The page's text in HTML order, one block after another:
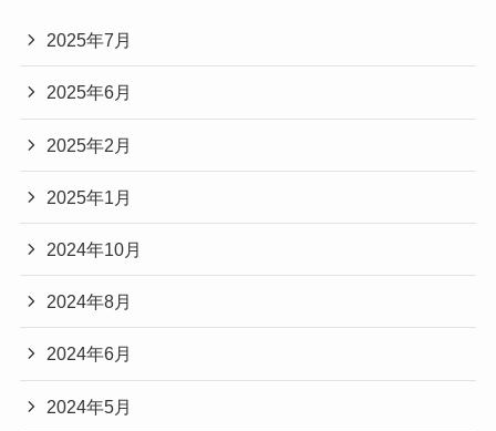
2025年7月
2025年6月
2025年2月
2025年1月
2024年10月
2024年8月
2024年6月
2024年5月